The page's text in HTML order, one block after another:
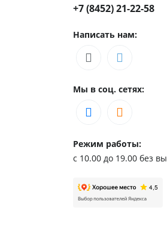
+7 (8452) 21-22-58
Написать нам:
Мы в соц. сетях:
Режим работы:
с 10.00 до 19.00 без